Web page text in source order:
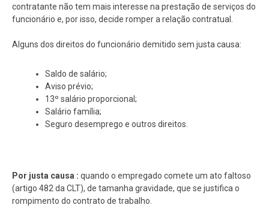
contratante não tem mais interesse na prestação de serviços do
funcionário e, por isso, decide romper a relação contratual.
Alguns dos direitos do funcionário demitido sem justa causa:
Saldo de salário;
Aviso prévio;
13º salário proporcional;
Salário família;
Seguro desemprego e outros direitos.
Por justa causa : quando o empregado comete um ato faltoso
(artigo 482 da CLT), de tamanha gravidade, que se justifica o
rompimento do contrato de trabalho.